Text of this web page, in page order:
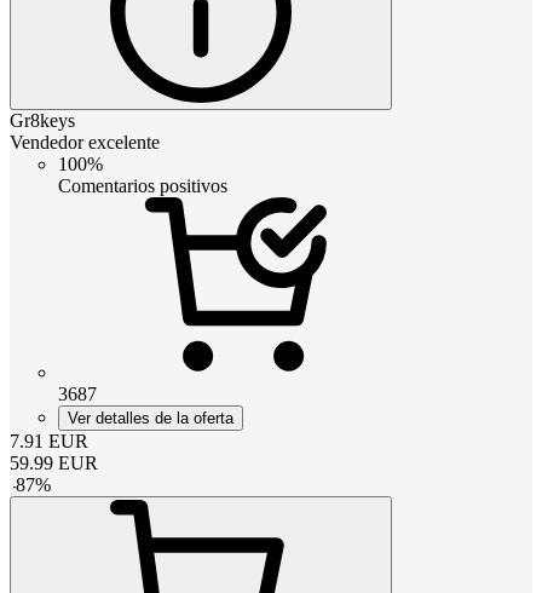
Gr8keys
Vendedor excelente
100%
Comentarios positivos
3687
Ver detalles de la oferta
7.91 EUR
59.99 EUR
-87%